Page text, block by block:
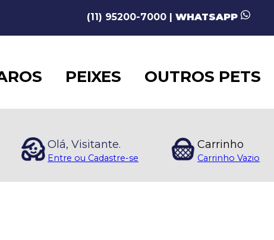
(11) 95200-7000 | WHATSAPP
PEIXES OUTROS PETS
Olá, Visitante.
Entre ou Cadastre-se
Carrinho
Carrinho Vazio